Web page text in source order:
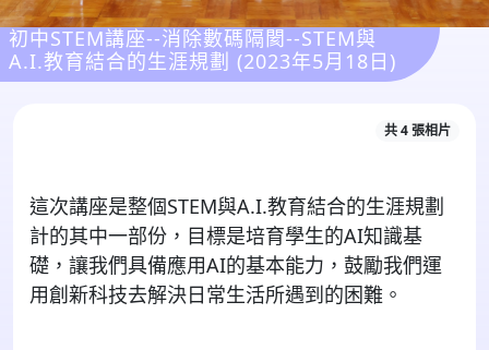
初中STEM講座--消除數碼隔閡--STEM與
A.I.教育結合的生涯規劃 (2023年5月18日)
共 4 張相片
這次講座是整個STEM與A.I.教育結合的生涯規劃
計的其中一部份，目標是培育學生的AI知識基
礎，讓我們具備應用AI的基本能力，鼓勵我們運
用創新科技去解決日常生活所遇到的困難。